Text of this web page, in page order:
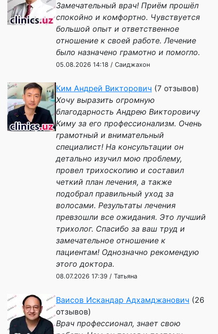
Замечательный врач! Приём прошёл
спокойно и комфортно. Чувствуется
большой опыт и ответственное
отношение к своей работе. Лечение
было назначено грамотно и помогло.
05.08.2026 14:18 / Саиджахон
Ким Андрей Викторович (7 отзывов)
Хочу выразить огромную
благодарность Андрею Викторовичу
Киму за его профессионализм. Очень
грамотный и внимательный
специалист! На консультации он
детально изучил мою проблему,
провел трихоскопию и составил
четкий план лечения, а также
подобрал правильный уход за
волосами. Результаты лечения
превзошли все ожидания. Это лучший
трихолог. Спасибо за ваш труд и
замечательное отношение к
пациентам! Однозначно рекомендую
этого доктора.
08.07.2026 17:39 / Татьяна
Ваисов Искандар Адхамджанович (26
отзывов)
Врач профессионал, знает свою